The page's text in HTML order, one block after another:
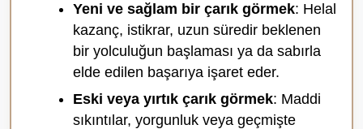
Yeni ve sağlam bir çarık görmek: Helal
kazanç, istikrar, uzun süredir beklenen
bir yolculuğun başlaması ya da sabırla
elde edilen başarıya işaret eder.
Eski veya yırtık çarık görmek: Maddi
sıkıntılar, yorgunluk veya geçmişte